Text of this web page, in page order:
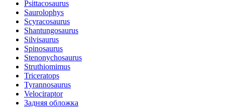
Psittacosaurus
Saurolophys
Scyracosaurus
Shantungosaurus
Silvisaurus
Spinosaurus
Stenonychosaurus
Struthiomimus
Triceratops
Tyrannosaurus
Velociraptor
Задняя обложка